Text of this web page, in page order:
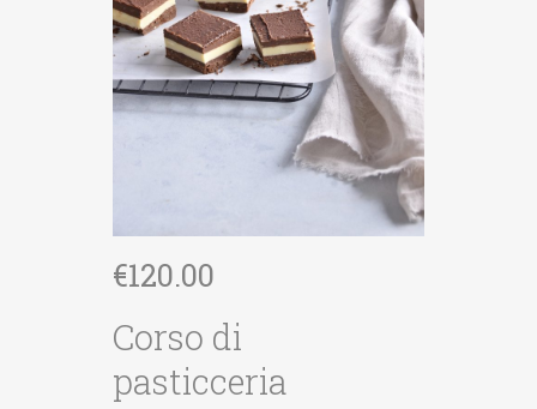
€120.00
Corso di
pasticceria